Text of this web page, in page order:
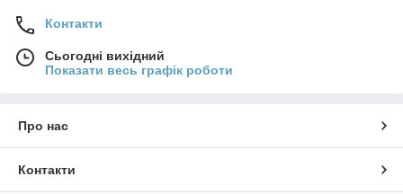
Контакти
Сьогодні вихідний
Показати весь графік роботи
Про нас
Контакти